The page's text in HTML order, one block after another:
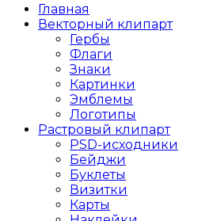
Главная
Векторный клипарт
Гербы
Флаги
Знаки
Картинки
Эмблемы
Логотипы
Растровый клипарт
PSD-исходники
Бейджи
Буклеты
Визитки
Карты